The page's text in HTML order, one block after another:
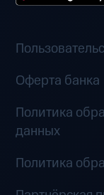
Оферта банка
Политика
данных
Политика